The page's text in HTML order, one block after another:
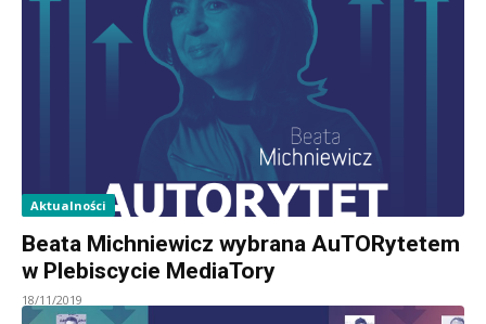
Aktualności
Beata Michniewicz wybrana AuTORytetem
w Plebiscycie MediaTory
18/11/2019